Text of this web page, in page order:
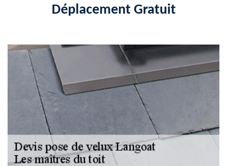
Déplacement Gratuit